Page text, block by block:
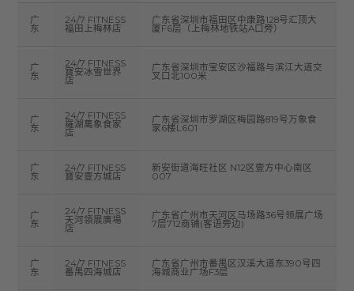
广
东
24/7 FITNESS
福田上梅林店
广东省深圳市福田区中康路128号汇顶大
厦F6层（上梅林地铁站A口旁）
广
东
24/7 FITNESS
寶安冰雪世界
店
广东省深圳市宝安区沙福路与滨江大道交
叉口北100米
广
东
24/7 FITNESS
羅湖萬象食家
店
广东省深圳市罗湖区梅园路819号万象食
家6楼L601
广
东
24/7 FITNESS
寶安壹方城店
新安街道海旺社区 N12区壹方中心南区
007
广
东
24/7 FITNESS
天河領展廣場
店
广东省广州市天河区马场路36号领展广场
7层712商铺(客语旁边)
广
东
24/7 FITNESS
番禺四海城店
广东省广州市番禺区汉溪大道东390号四
海城商业广场F3层